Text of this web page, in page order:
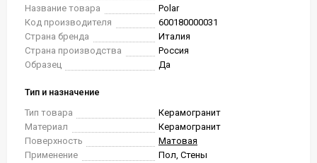
Название товара
Polar
Код производителя
600180000031
Страна бренда
Италия
Страна производства
Россия
Образец
Да
Тип и назначение
Тип товара
Керамогранит
Материал
Керамогранит
Поверхность
Матовая
Применение
Пол, Стены